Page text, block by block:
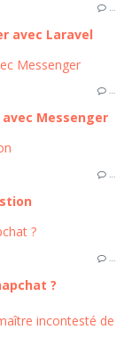
…
avec Laravel
…
Messenger
…
…
?